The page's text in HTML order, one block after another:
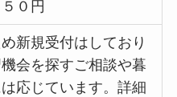
０円
新規受付はしており
会を探すご相談や暮
応じています。詳細